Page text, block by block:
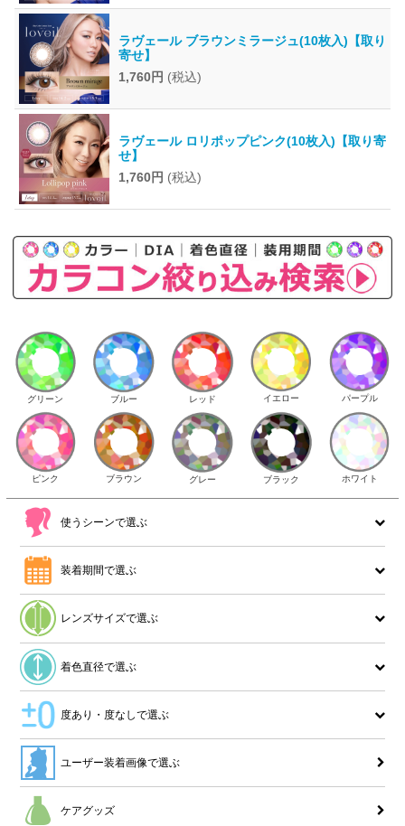
ラヴェール ブラウンミラージュ(10枚入)【取り
寄せ】
1,760円 (税込)
ラヴェール ロリポップピンク(10枚入)【取り寄
せ】
1,760円 (税込)
グリーン ブルー レッド イエロー パープル
ピンク ブラウン グレー ブラック ホワイト
使うシーンで選ぶ
装着期間で選ぶ
レンズサイズで選ぶ
着色直径で選ぶ
度あり・度なしで選ぶ
ユーザー装着画像で選ぶ
ケアグッズ